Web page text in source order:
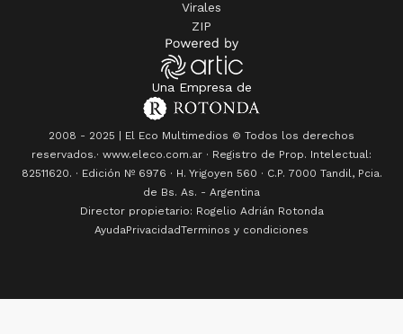
Una Empresa de
2008 - 2025 | El Eco Multimedios © Todos los derechos
reservados.· www.eleco.com.ar · Registro de Prop. Intelectual:
6976· H. Yrigoyen 560 · C.P. 7000 Tandil, Pcia.
de Bs. As. - Argentina
Director propietario: Rogelio Adrián Rotonda
AyudaPrivacidad Terminos y condiciones